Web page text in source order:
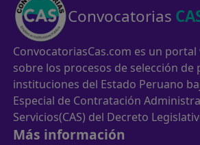
Convocatorias
ConvocatoriasCas.com es un
sobre los procesos de selección de
instituciones del Estado Peruano
Especial de Contratación
Servicios(CAS) del Decreto
Más información